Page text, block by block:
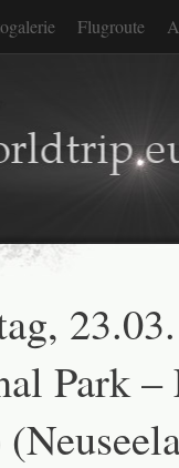
Flugroute
Park –